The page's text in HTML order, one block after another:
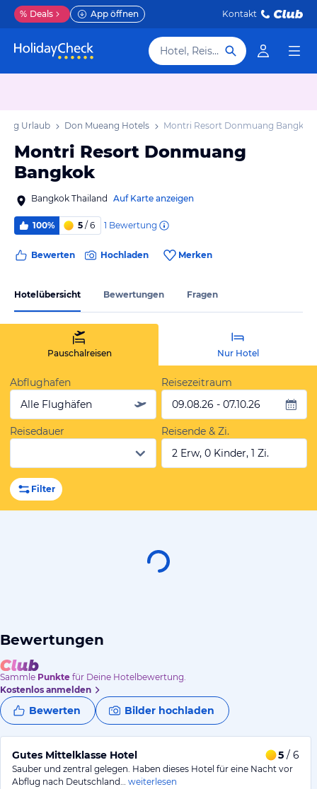
% Deals App öffnen Kontakt
Hotel, Reiseziel
Urlaub Don Mueang Hotels Montri Resort Donmuang Bangkok
Montri Resort Donmuang
Bangkok
Bangkok Thailand Auf Karte anzeigen
100% 5 / 6 1 Bewertung
Bewerten Hochladen Merken
Hotelübersicht Bewertungen Fragen
Pauschalreisen Nur Hotel
Abflughafen
Alle Flughäfen
Reisezeitraum
09.08.26 - 07.10.26
Reisedauer
Reisende & Zi.
2 Erw, 0 Kinder, 1 Zi.
Filter
Bewertungen
Sammle Punkte für Deine Hotelbewertung.
Kostenlos anmelden
Bewerten Bilder hochladen
Gutes Mittelklasse Hotel 5 / 6
Sauber und zentral gelegen. Haben dieses Hotel für eine Nacht vor
Abflug nach Deutschland…
weiterlesen